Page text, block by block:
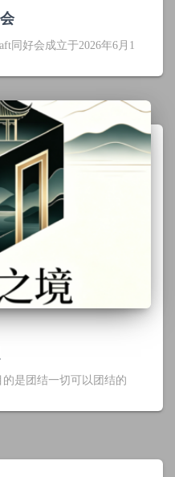
同好会成立于2026年6月1
的是团结一切可以团结的